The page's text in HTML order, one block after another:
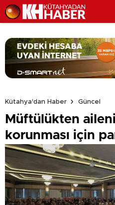
Kütahya'dan Haber
Güncel
Müftülükten
korunması için